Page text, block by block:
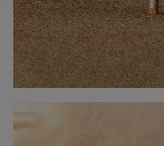
WITH TULLE